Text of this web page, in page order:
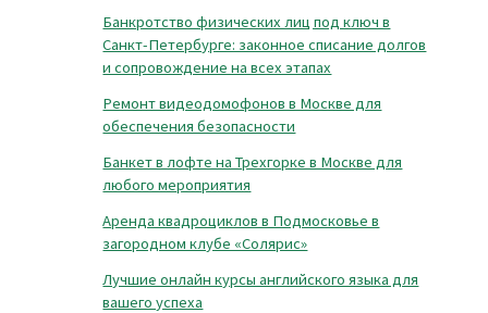
Банкротство физических лиц под ключ в
Санкт-Петербурге: законное списание долгов
и сопровождение на всех этапах
Ремонт видеодомофонов в Москве для
обеспечения безопасности
Банкет в лофте на Трехгорке в Москве для
любого мероприятия
Аренда квадроциклов в Подмосковье в
загородном клубе «Солярис»
Лучшие онлайн курсы английского языка для
вашего успеха